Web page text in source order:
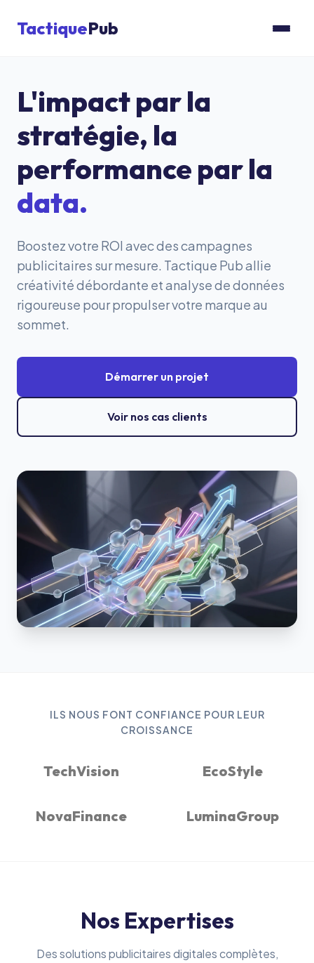
TactiquePub
L'impact par la
stratégie, la
performance par la
data.
Boostez votre ROI avec des campagnes
publicitaires sur mesure. Tactique Pub allie
créativité débordante et analyse de données
rigoureuse pour propulser votre marque au
sommet.
Démarrer un projet
Voir nos cas clients
ILS NOUS FONT CONFIANCE POUR LEUR
CROISSANCE
TechVision EcoStyle
NovaFinance LuminaGroup
Nos Expertises
Des solutions publicitaires digitales complètes,